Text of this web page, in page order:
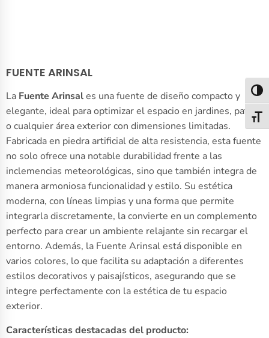
FUENTE ARINSAL
La Fuente Arinsales una fuente de diseño compacto y
elegante, ideal para optimizar el espacio en jardines, patios
o cualquier área exterior con dimensiones limitadas.
Fabricada en piedra artificial de alta resistencia, esta fuente
no solo ofrece una notable durabilidad frente a las
inclemencias meteorológicas, sino que también integra de
manera armoniosa funcionalidad y estilo. Su estética
moderna, con líneas limpias y una forma que permite
integrarla discretamente, la convierte en un complemento
perfecto para crear un ambiente relajante sin recargar el
entorno. Además, la Fuente Arinsal está disponible en
varios colores, lo que facilita su adaptación a diferentes
estilos decorativos y paisajísticos, asegurando que se
integre perfectamente con la estética de tu espacio
exterior.
Características destacadas del producto: